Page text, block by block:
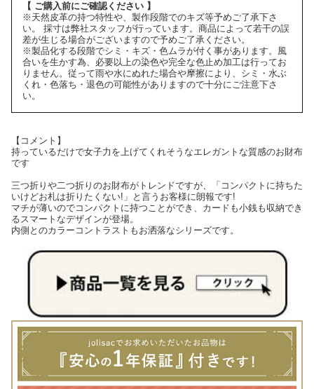
【 ご購入前にご確認ください 】
※天然皮革の持つ特性や、製作段階でのキズ等予めご了承下さ
い。 採寸は弊社スタッフが行っています。商品によって若干の誤
差が生じる場合がございますので予めご了承ください。
※製品化する段階でシミ・キズ・色ムラが付く事があります。風
合いを生かす為、必要以上の染色や完全な色止め加工は行ってお
りません。従って雨や水にぬれた場合や摩擦により、シミ・水ぶ
くれ・色落ち・退色の可能性がありますので十分にご注意下さ
い。
【コメント】
持っているだけで女子力を上げてくれそうなエレガントな質感のお財布
です
三つ折りや二つ折りのお財布がトレンドですが、「コンパクトに持ちた
いけどお札は折りたくない!」と言うお客様に朗報です!
マチが薄いのでコンパクトに持つことができ、カードも小銭も収納でき
るスマートなデザインが登場。
内側とのカラーコントラストもお洒落なシリーズです。